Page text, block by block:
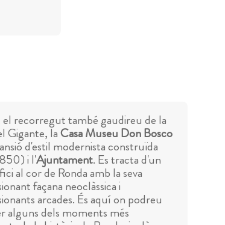
recorregut també gaudireu de la
Gigante, laCasa Museu Don Bosco
d'estil modernista construïda
i l'Ajuntament. Es tracta d'un
al cor de Ronda amb la seva
façana neoclàssica i
arcades. És aquí on podreu
alguns dels moments més